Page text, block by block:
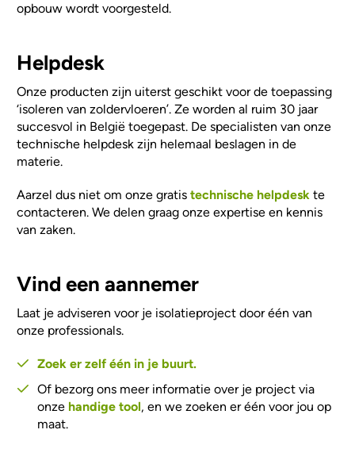
opbouw wordt voorgesteld.
Helpdesk
Onze producten zijn uiterst geschikt voor de toepassing
‘isoleren van zoldervloeren’. Ze worden al ruim 30 jaar
succesvol in België toegepast. De specialisten van onze
technische helpdesk zijn helemaal beslagen in de
materie.
Aarzel dus niet om onze gratistechnische helpdesk te
contacteren. We delen graag onze expertise en kennis
van zaken.
Vind een aannemer
Laat je adviseren voor je isolatieproject door één van
onze professionals.
Zoek er zelf één in je buurt.
Of bezorg ons meer informatie over je project via
onze handige tool, en we zoeken er één voor jou op
maat.